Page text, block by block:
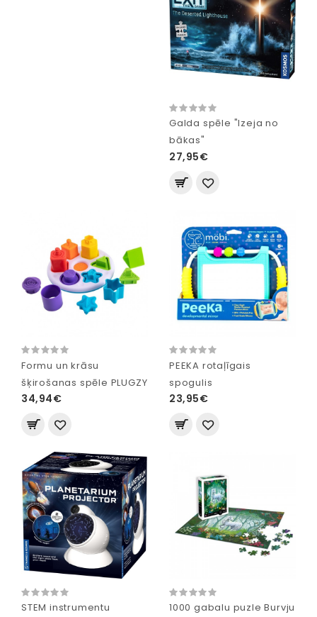
Galda spēle "Izeja no
bākas"
27,95€
Formu un krāsu
šķirošanas spēle PLUGZY
34,94€
PEEKA rotaļīgais
spogulis
23,95€
STEM instrumentu
1000 gabalu puzle Burvju